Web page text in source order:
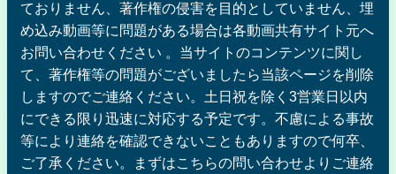
ておりません、著作権の侵害を目的としていません、埋
め込み動画等に問題がある場合は各動画共有サイト元へ
お問い合わせください 。当サイトのコンテンツに関し
て、著作権等の問題がございましたら当該ページを削除
しますのでご連絡ください。土日祝を除く3営業日以内
にできる限り迅速に対応する予定です。不慮による事故
等により連絡を確認できないこともありますので何卒、
ご了承ください。まずはこちらの問い合わせよりご連絡